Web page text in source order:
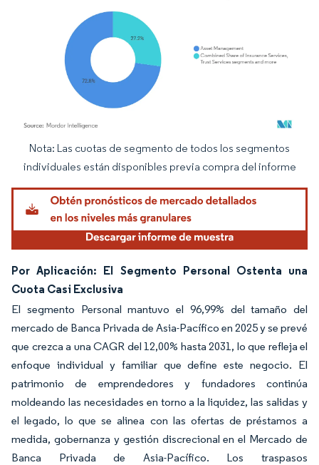
Imagen © Mordor Intelligence. El uso requiere atribución según CC BY 4.0.
Nota: Las cuotas de segmento de todos los segmentos
individuales están disponibles previa compra del informe
Por Aplicación: El Segmento Personal Ostenta una
Cuota Casi Exclusiva
El segmento Personal mantuvo el 96,99% del tamaño del
mercado de Banca Privada de Asia-Pacífico en 2025 y se prevé
que crezca a una CAGR del 12,00% hasta 2031, lo que refleja el
enfoque individual y familiar que define este negocio. El
patrimonio de emprendedores y fundadores continúa
moldeando las necesidades en torno a la liquidez, las salidas y
el legado, lo que se alinea con las ofertas de préstamos a
medida, gobernanza y gestión discrecional en el Mercado de
Banca Privada de Asia-Pacífico. Los traspasos